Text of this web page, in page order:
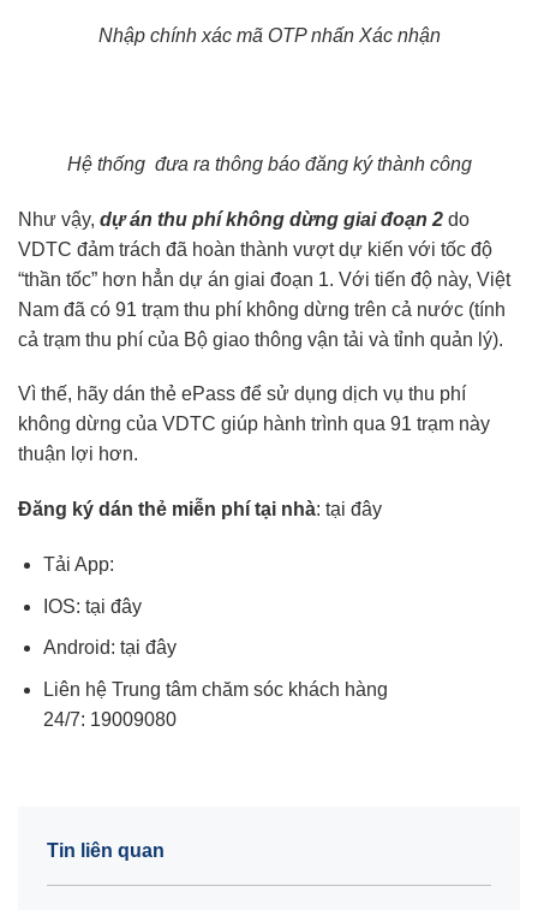
Nhập chính xác mã OTP nhấn Xác nhận
Hệ thống đưa ra thông báo đăng ký thành công
Như vậy, dự án thu phí không dừng giai đoạn 2 do
VDTC đảm trách đã hoàn thành vượt dự kiến với tốc độ
“thần tốc” hơn hẳn dự án giai đoạn 1. Với tiến độ này, Việt
Nam đã có 91 trạm thu phí không dừng trên cả nước (tính
cả trạm thu phí của Bộ giao thông vận tải và tỉnh quản lý).
Vì thế, hãy dán thẻ ePass để sử dụng dịch vụ thu phí
không dừng của VDTC giúp hành trình qua 91 trạm này
thuận lợi hơn.
Đăng ký dán thẻ miễn phí tại nhà: tại đây
Tải App:
IOS: tại đây
Android: tại đây
Liên hệ Trung tâm chăm sóc khách hàng
24/7: 19009080
Tin liên quan